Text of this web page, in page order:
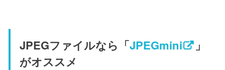
JPEGファイルなら「JPEGmini
」
がオススメ